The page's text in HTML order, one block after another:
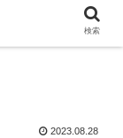
2023.08.28
検索